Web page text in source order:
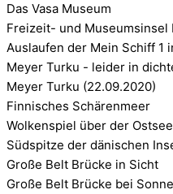
Das Vasa Museum
Freizeit- und Museumsinsel
Auslaufen der Mein Schiff 1
Meyer Turku - leider in
Meyer Turku (22.09.2020)
Finnisches Schärenmeer
Wolkenspiel über der Ostsee
Südspitze der dänischen
Große Belt Brücke in Sicht
Große Belt Brücke bei